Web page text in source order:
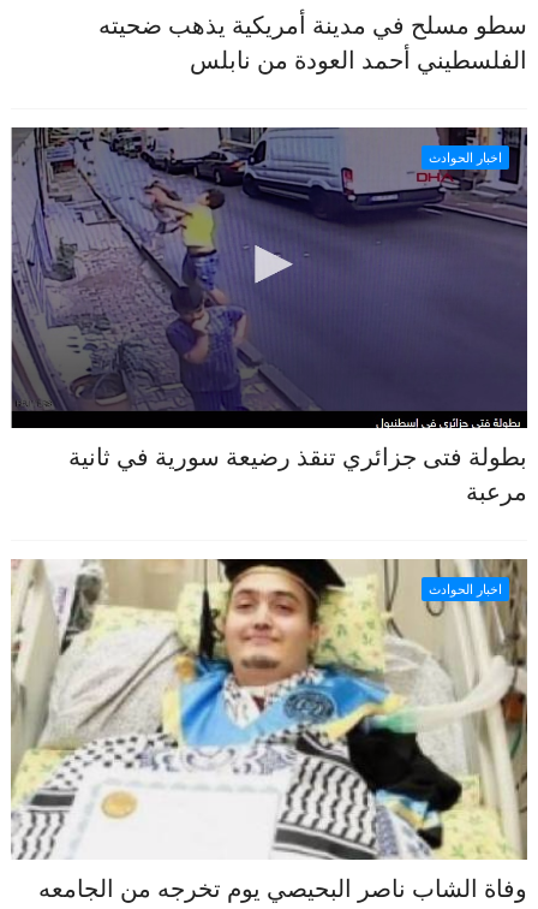
سطو مسلح في مدينة أمريكية يذهب ضحيته
الفلسطيني أحمد العودة من نابلس
اخبار الحوادث
بطولة فتى جزائري تنقذ رضيعة سورية في ثانية
مرعبة
اخبار الحوادث
وفاة الشاب ناصر البحيصي يوم تخرجه من الجامعه